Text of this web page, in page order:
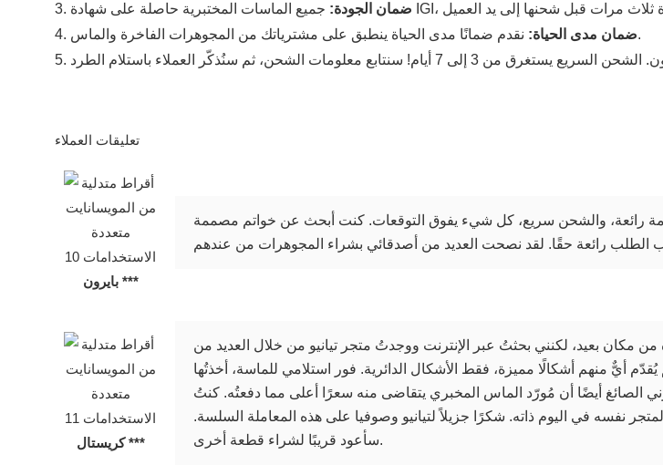
3.
ضمان الجودة:
4.
ضمان مدى الحياة:نقدم ضمانًا مدى الحياة ينطبق على مشترياتك من المجوهرات الفاخرة والماس.
5.
تعليقات العملاء
بايرون ***
رائعة، والشحن سريع، كل شيء يفوق التوقعات. كنت أبحث عن خواتم مصممة
كريستال ***
مكان بعيد، لكنني بحثتُ عبر الإنترنت ووجدتُ متجر تيانيو من خلال العديد من
أيٌّ منهم أشكالًا مميزة، فقط الأشكال الدائرية. فور استلامي للماسة، أخذتُها
الصائغ أيضًا أن مُورّد الماس المخبري يتقاضى منه سعرًا أعلى مما دفعتُه. كنتُ
نفسه في اليوم ذاته. شكرًا جزيلاً لتيانيو وصوفيا على هذه المعاملة السلسة.
سأعود قريبًا لشراء قطعة أخرى.